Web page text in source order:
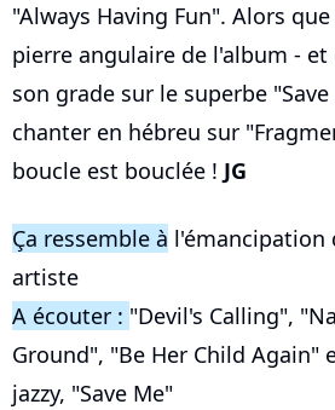
"Always Having Fun". Alors
pierre angulaire de l'album -
son grade sur le superbe
chanter en hébreu sur
boucle est bouclée ! JG
Ça ressemble à l'émancipation
artiste
A écouter : "Devil's Calling",
Ground", "Be Her Child Again"
jazzy, "Save Me"